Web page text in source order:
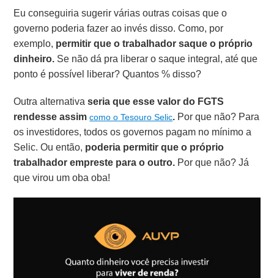
Eu conseguiria sugerir várias outras coisas que o
governo poderia fazer ao invés disso. Como, por
exemplo, permitir que o trabalhador saque o próprio
dinheiro. Se não dá pra liberar o saque integral, até que
ponto é possível liberar? Quantos % disso?
Outra alternativaseria que esse valor do FGTS
rendesse assimcomo o Tesouro Selic. Por que não? Para
os investidores, todos os governos pagam no mínimo a
Selic. Ou então, poderia permitir que o próprio
trabalhador empreste para o outro. Por que não? Já
que virou um oba oba!